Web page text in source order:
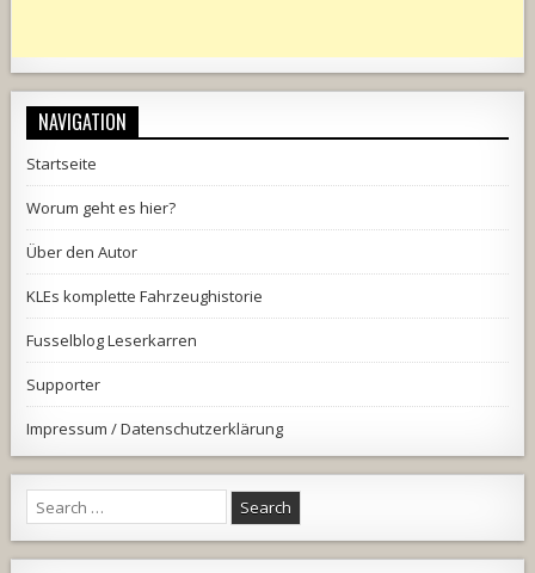
NAVIGATION
Startseite
Worum geht es hier?
Über den Autor
KLEs komplette Fahrzeughistorie
Fusselblog Leserkarren
Supporter
Impressum / Datenschutzerklärung
Search
for: